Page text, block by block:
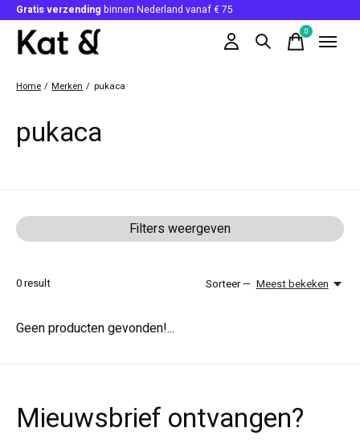
Gratis verzending binnen Nederland vanaf € 75
0items
Home / Merken / pukaca
pukaca
Filters weergeven
0result Sorteer — Meest bekeken
Geen producten gevonden!...
Mieuwsbrief ontvangen?